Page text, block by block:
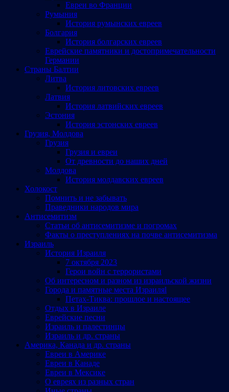
Евреи во Франции
Румыния
История румынских евреев
Болгария
История болгарских евреев
Еврейские памятники и достопримечательности
Германии
Страны Балтии
Литва
История литовских евреев
Латвия
История латвийских евреев
Эстония
История эстонских евреев
Грузия, Молдова
Грузия
Грузия и евреи
От древности до наших дней
Молдова
История молдавских евреев
Холокост
Помнить и не забывать
Праведники народов мира
Антисемитизм
Статьи об антисемитизме и погромах
Факты о преступлениях на почве антисемитизма
Израиль
История Израиля
7 октября 2023
Герои войн с террористами
Об интересном и разном из израильской жизни
Города и памятные места Израиляl
Петах-Тиква: прошлое и настоящее
Отдых в Израиле
Еврейские песни
Израиль и палестинцы
Израиль и др. страны
Америка, Канада и др. страны
Евреи в Америке
Евреи в Канаде
Евреи в Мексике
О евреях из разных стран